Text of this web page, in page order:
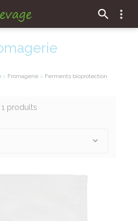
> Fromagerie > Ferments bioprotection
1 produits